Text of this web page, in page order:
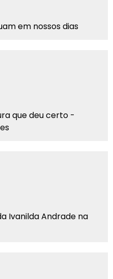
em nossos dias
que deu certo -
Ivanilda Andrade na